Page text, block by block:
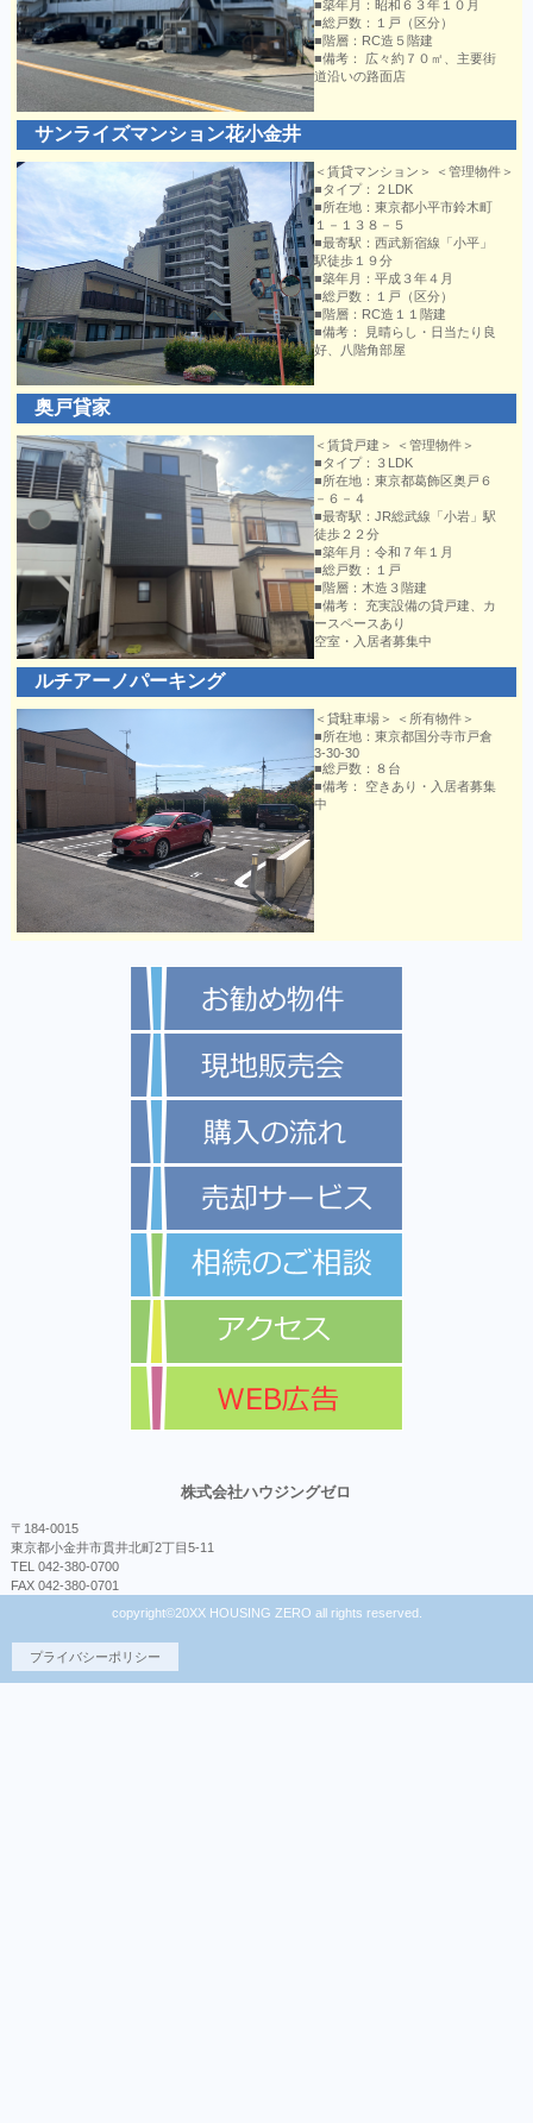
■築年月：昭和６３年１０月
■総戸数：１戸（区分）
■階層：RC造５階建
■備考： 広々約７０㎡、主要街
道沿いの路面店
サンライズマンション花小金井
＜賃貸マンション＞ ＜管理物件＞
■タイプ：２LDK
■所在地：東京都小平市鈴木町
１－１３８－５
■最寄駅：西武新宿線「小平」
駅徒歩１９分
■築年月：平成３年４月
■総戸数：１戸（区分）
■階層：RC造１１階建
■備考： 見晴らし・日当たり良
好、八階角部屋
奥戸貸家
＜賃貸戸建＞ ＜管理物件＞
■タイプ：３LDK
■所在地：東京都葛飾区奥戸６
－６－４
■最寄駅：JR総武線「小岩」駅
徒歩２２分
■築年月：令和７年１月
■総戸数：１戸
■階層：木造３階建
■備考： 充実設備の貸戸建、カ
ースペースあり
空室・入居者募集中
ルチアーノパーキング
＜貸駐車場＞ ＜所有物件＞
■所在地：東京都国分寺市戸倉
3-30-30
■総戸数：８台
■備考： 空きあり・入居者募集
中
株式会社ハウジングゼロ
〒184-0015
東京都小金井市貫井北町2丁目5-11
TEL 042-380-0700
FAX 042-380-0701
copyright©20XX HOUSING ZERO all rights reserved.
プライバシーポリシー